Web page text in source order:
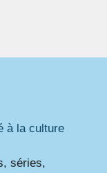
à la culture
séries,